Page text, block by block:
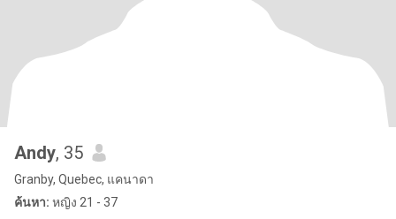
Andy, 35
Granby, Quebec, แคนาดา
ค้นหา: หญิง 21 - 37